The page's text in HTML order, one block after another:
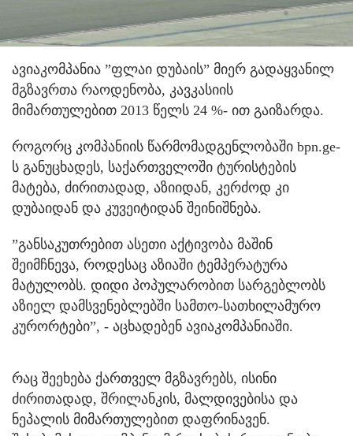
ავიაკომპანია ”ფლაი დუბაის” მიერ გადაყვანილ
მგზავრთა რაოდენობა, კავკასიის
მიმართულებით 2013 წელს 24 %- ით გაიზარდა.
როგორც კომპანიის წარმომადგენლობაში bpn.ge-
ს განუცხადეს, საქართველოში ტურისტების
მატება, ძირითადად, აზიიდან, კერძოდ კი
დუბაიდან და კუვეიტიდან შეინიშნება.
”განსაკუთრებით ასეთი აქტივობა მაშინ
შეიმჩნევა, როდესაც აზიაში ტემპერატურა
მატულობს. დიდი პოპულარობით სარგებლობს
აზიელ დამსვენებლებში სამთო-სათხილამურო
კურორტები”, - აცხადებენ ავიაკომპანიაში.
რაც შეეხება ქართველ მგზავრებს, ისინი
ძირითადად, შრილანკის, მალდივებისა და
ნეპალის მიმართულებით დაფრინავენ.